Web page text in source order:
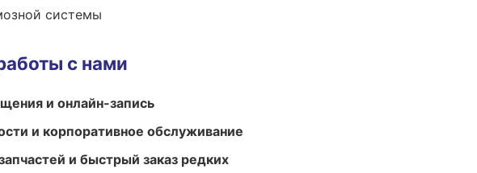
системы
с нами
и онлайн-запись
и корпоративное обслуживание
и быстрый заказ редких